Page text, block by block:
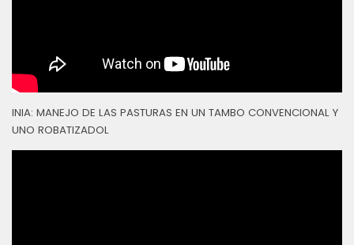
INIA: MANEJO DE LAS PASTURAS EN UN TAMBO CONVENCIONAL Y
UNO ROBATIZADOL